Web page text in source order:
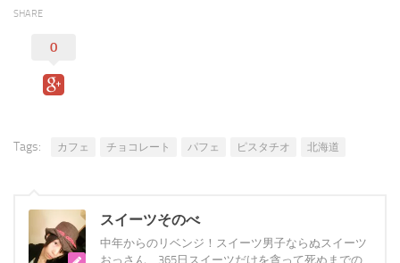
SHARE
0
Tags: カフェ チョコレート パフェ ピスタチオ 北海道
スイーツそのべ
中年からのリベンジ！スイーツ男子ならぬスイーツ
おっさん、365日スイーツだけを貪って死ぬまでの